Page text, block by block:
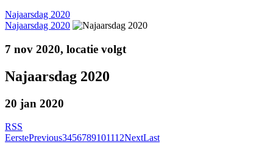
Najaarsdag 2020
Najaarsdag 2020
7 nov 2020, locatie volgt
Najaarsdag 2020
20 jan 2020
RSS
EerstePrevious3456789101112NextLast